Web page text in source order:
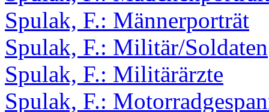
Spulak, F.: Männerporträt
Spulak, F.: Militär/Soldaten
Spulak, F.: Militärärzte
Spulak, F.: